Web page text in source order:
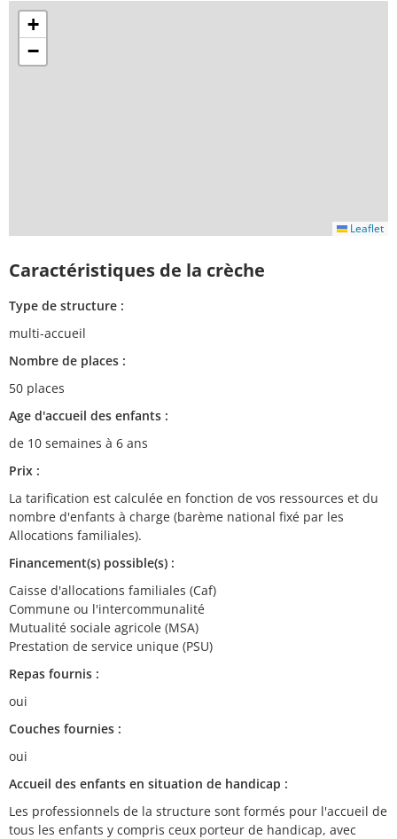
+
−
Leaflet
Caractéristiques de la crèche
Type de structure :
multi-accueil
Nombre de places :
50 places
Age d'accueil des enfants :
de 10 semaines à 6 ans
Prix :
La tarification est calculée en fonction de vos ressources et du
nombre d'enfants à charge (barème national fixé par les
Allocations familiales).
Financement(s) possible(s) :
Caisse d'allocations familiales (Caf)
Commune ou l'intercommunalité
Mutualité sociale agricole (MSA)
Prestation de service unique (PSU)
Repas fournis :
oui
Couches fournies :
oui
Accueil des enfants en situation de handicap :
Les professionnels de la structure sont formés pour l'accueil de
tous les enfants y compris ceux porteur de handicap, avec